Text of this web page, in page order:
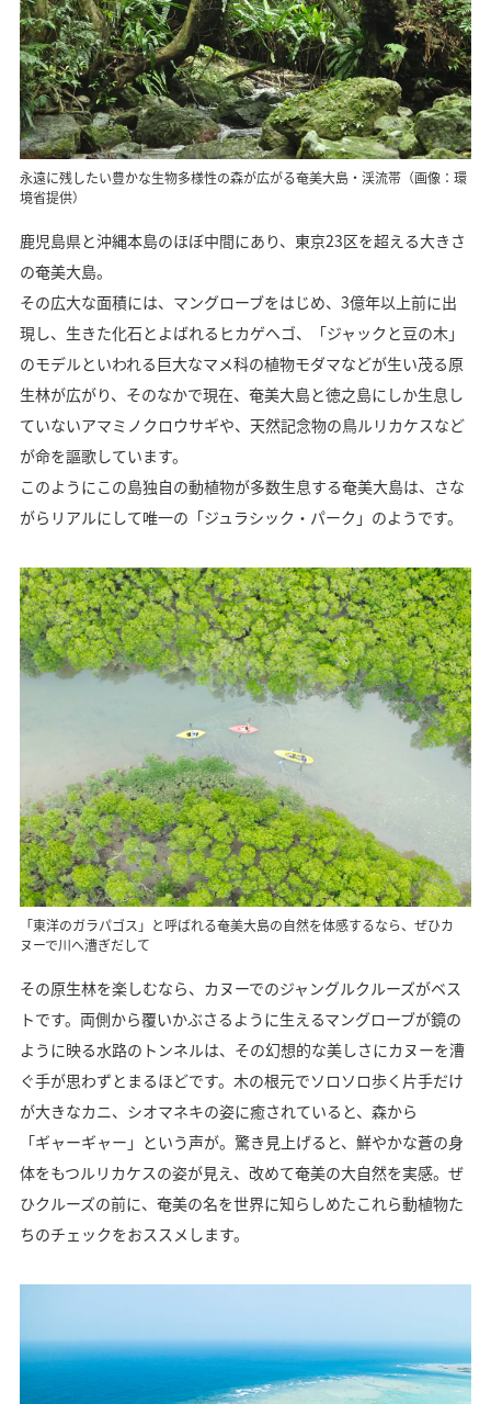
永遠に残したい豊かな生物多様性の森が広がる奄美大島・渓流帯（画像：環
境省提供）
鹿児島県と沖縄本島のほぼ中間にあり、東京23区を超える大きさ
の奄美大島。
その広大な面積には、マングローブをはじめ、3億年以上前に出
現し、生きた化石とよばれるヒカゲヘゴ、「ジャックと豆の木」
のモデルといわれる巨大なマメ科の植物モダマなどが生い茂る原
生林が広がり、そのなかで現在、奄美大島と徳之島にしか生息し
ていないアマミノクロウサギや、天然記念物の鳥ルリカケスなど
が命を謳歌しています。
このようにこの島独自の動植物が多数生息する奄美大島は、さな
がらリアルにして唯一の「ジュラシック・パーク」のようです。
「東洋のガラパゴス」と呼ばれる奄美大島の自然を体感するなら、ぜひカ
ヌーで川へ漕ぎだして
その原生林を楽しむなら、カヌーでのジャングルクルーズがベス
トです。両側から覆いかぶさるように生えるマングローブが鏡の
ように映る水路のトンネルは、その幻想的な美しさにカヌーを漕
ぐ手が思わずとまるほどです。木の根元でソロソロ歩く片手だけ
が大きなカニ、シオマネキの姿に癒されていると、森から
「ギャーギャー」という声が。驚き見上げると、鮮やかな蒼の身
体をもつルリカケスの姿が見え、改めて奄美の大自然を実感。ぜ
ひクルーズの前に、奄美の名を世界に知らしめたこれら動植物た
ちのチェックをおススメします。